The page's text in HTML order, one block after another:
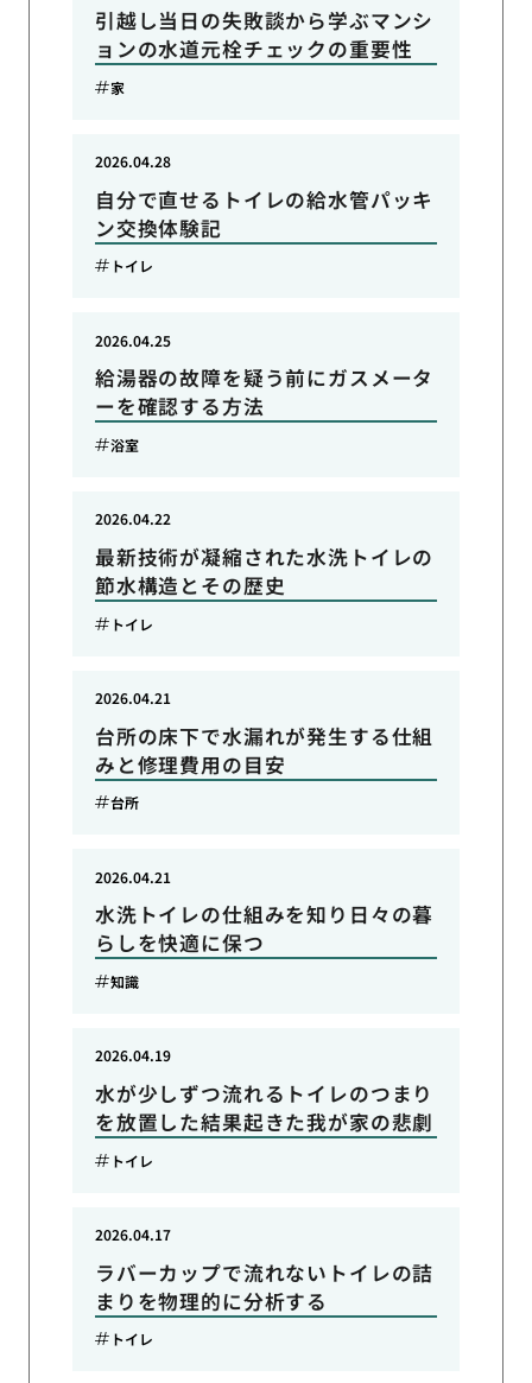
引越し当日の失敗談から学ぶマンシ
ョンの水道元栓チェックの重要性
家
自分で直せるトイレの給水管パッキ
ン交換体験記
2026.04.28
トイレ
給湯器の故障を疑う前にガスメータ
ーを確認する方法
2026.04.25
浴室
最新技術が凝縮された水洗トイレの
節水構造とその歴史
2026.04.22
トイレ
台所の床下で水漏れが発生する仕組
みと修理費用の目安
2026.04.21
台所
水洗トイレの仕組みを知り日々の暮
らしを快適に保つ
2026.04.21
知識
水が少しずつ流れるトイレのつまり
を放置した結果起きた我が家の悲劇
2026.04.19
トイレ
ラバーカップで流れないトイレの詰
まりを物理的に分析する
2026.04.17
トイレ